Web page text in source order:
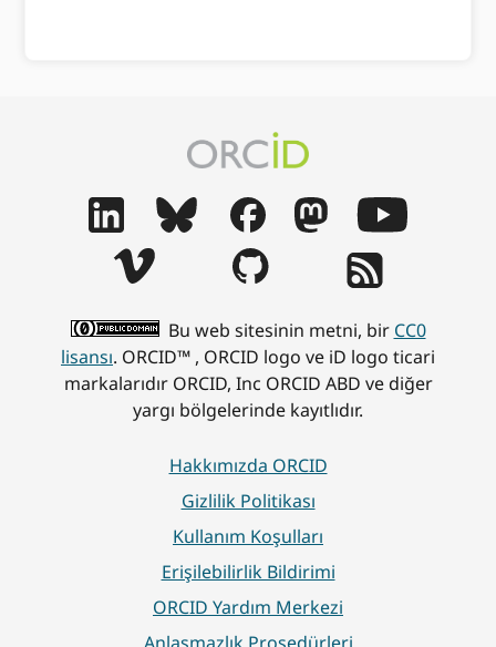
Bu web sitesinin metni, bir CC0
lisansı. ORCID™ , ORCID logo ve iD logo ticari
markalarıdır ORCID, Inc ORCID ABD ve diğer
yargı bölgelerinde kayıtlıdır.
Hakkımızda ORCID
Gizlilik Politikası
Kullanım Koşulları
Erişilebilirlik Bildirimi
ORCID Yardım Merkezi